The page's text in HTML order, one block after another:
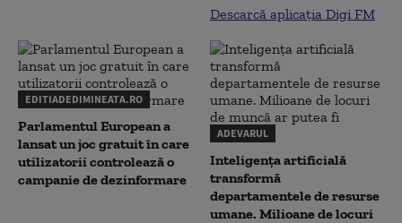
Descarcă aplicația Digi FM
EDITIADEDIMINEATA.RO
Parlamentul European a
lansat un joc gratuit în care
utilizatorii controlează o
campanie de dezinformare
ADEVARUL
Inteligența artificială
transformă
departamentele de resurse
umane. Milioane de locuri